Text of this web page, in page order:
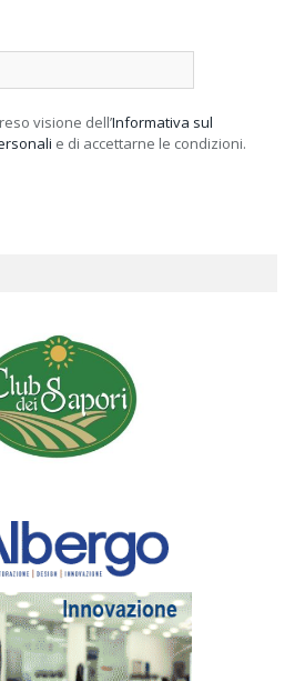
visione dell’Informativa sul
e di accettarne le condizioni.